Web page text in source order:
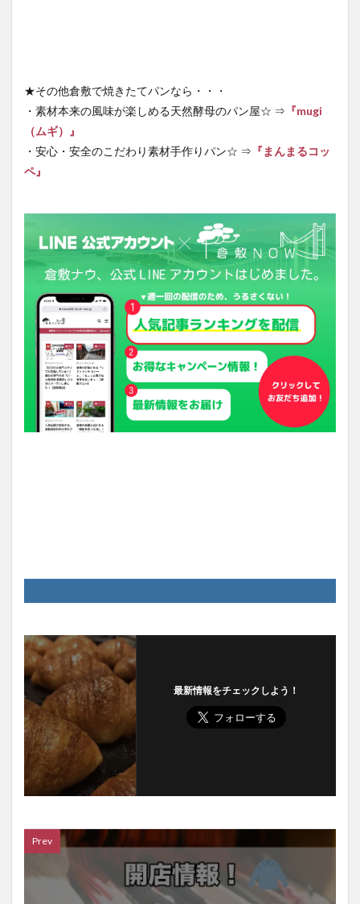
★その他倉敷で焼きたてパンなら・・・
・素材本来の風味が楽しめる天然酵母のパン屋☆ ⇒ 『mugi
（ムギ）』
・安心・安全のこだわり素材手作りパン☆ ⇒ 『まんまるコッ
ペ』
最新情報をチェックしよう！
Prev